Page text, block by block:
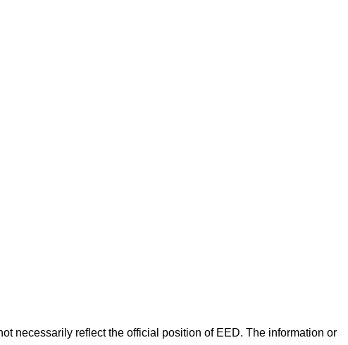
necessarily reflect the official position of EED. The information or